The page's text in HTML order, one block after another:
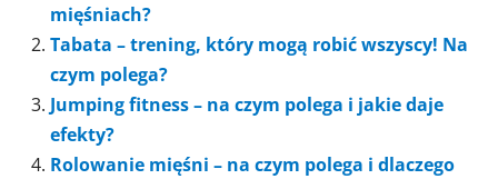
mięśniach?
Tabata – trening, który mogą robić wszyscy! Na
czym polega?
Jumping fitness – na czym polega i jakie daje
efekty?
Rolowanie mięśni – na czym polega i dlaczego